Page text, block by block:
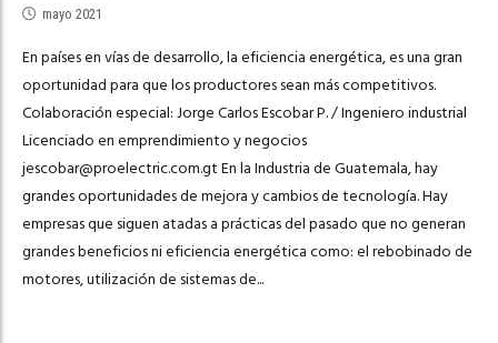
mayo 2021
En países en vías de desarrollo, la eficiencia energética, es una gran
oportunidad para que los productores sean más competitivos.
Colaboración especial: Jorge Carlos Escobar P. / Ingeniero industrial
Licenciado en emprendimiento y negocios
jescobar@proelectric.com.gtEn la Industria de Guatemala, hay
grandes oportunidades de mejora y cambios de tecnología. Hay
empresas que siguen atadas a prácticas del pasado que no generan
grandes beneficios ni eficiencia energética como: el rebobinado de
motores, utilización de sistemas de...